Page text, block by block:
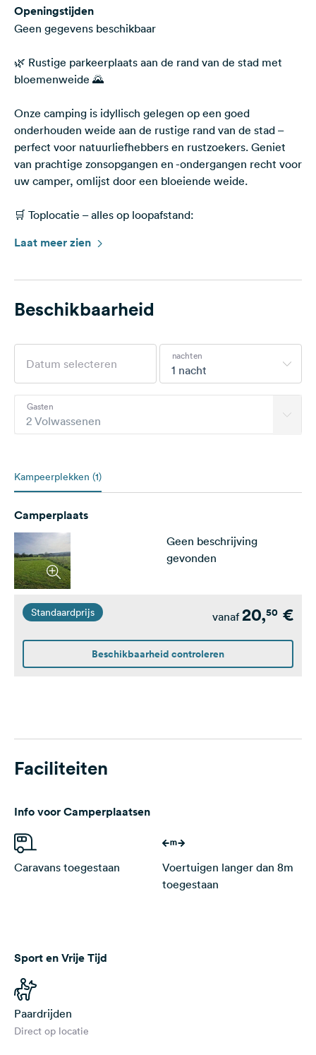
Openingstijden
Geen gegevens beschikbaar
🌿 Rustige parkeerplaats aan de rand van de stad met
bloemenweide 🌄
Onze camping is idyllisch gelegen op een goed
onderhouden weide aan de rustige rand van de stad –
perfect voor natuurliefhebbers en rustzoekers. Geniet
van prachtige zonsopgangen en -ondergangen recht voor
uw camper, omlijst door een bloeiende weide.
🛒 Toplocatie – alles op loopafstand:
bakker, supermarkt, restaurant, ijssalon, buitenzwembad
🚴‍♀️ Vrije tijd vlakbij:
Wandel- en fietspaden beginnen direct bij de camping. In
(kunstgras, tennisbaan en een klein speelveld), een
fitnessparcours, visvijvers en nog veel meer – ideaal voor
actieve of ontspannende dagen.
💧 Geen doorgaand verkeer, veel natuur, goede
infrastructuur – een plek om je goed te voelen!
Laat meer zien
Beschikbaarheid
1 nacht
nachten
2 Volwassenen
Gasten
Kampeerplekken (1)
Camperplaats
Geen beschrijving
gevonden
Standaardprijs vanaf 20,50 €
Beschikbaarheid controleren
Faciliteiten
Info voor Camperplaatsen
Caravans toegestaan
Voertuigen langer dan 8m
toegestaan
Sport en Vrije Tijd
Paardrijden
Direct op locatie